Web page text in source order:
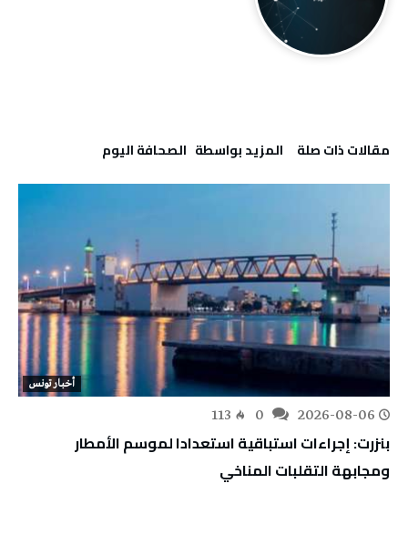
‫مقالات ذات صلة‬ ‫‫المزيد بواسطة‬ ‬ ‭ ‬الصحافة‭ ‬اليوم
أخبار تونس
2026-08-06
113
بنزرت: إجراءات استباقية استعدادا لموسم الأمطار
ومجابهة التقلبات المناخي